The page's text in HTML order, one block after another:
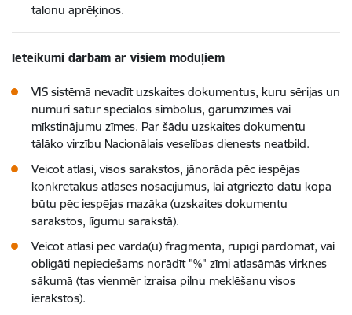
talonu aprēķinos.
Ieteikumi darbam ar visiem moduļiem
VIS sistēmā nevadīt uzskaites dokumentus, kuru sērijas un
numuri satur speciālos simbolus, garumzīmes vai
mīkstinājumu zīmes. Par šādu uzskaites dokumentu
tālāko virzību Nacionālais veselības dienests neatbild.
Veicot atlasi, visos sarakstos, jānorāda pēc iespējas
konkrētākus atlases nosacījumus, lai atgriezto datu kopa
būtu pēc iespējas mazāka (uzskaites dokumentu
sarakstos, līgumu sarakstā).
Veicot atlasi pēc vārda(u) fragmenta, rūpīgi pārdomāt, vai
obligāti nepieciešams norādīt "%" zīmi atlasāmās virknes
sākumā (tas vienmēr izraisa pilnu meklēšanu visos
ierakstos).